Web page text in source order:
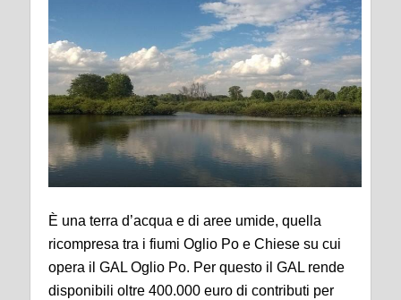
È una terra d’acqua e di aree umide, quella
ricompresa tra i fiumi Oglio Po e Chiese su cui
opera il GAL Oglio Po. Per questo il GAL rende
disponibili oltre 400.000 euro di contributi per